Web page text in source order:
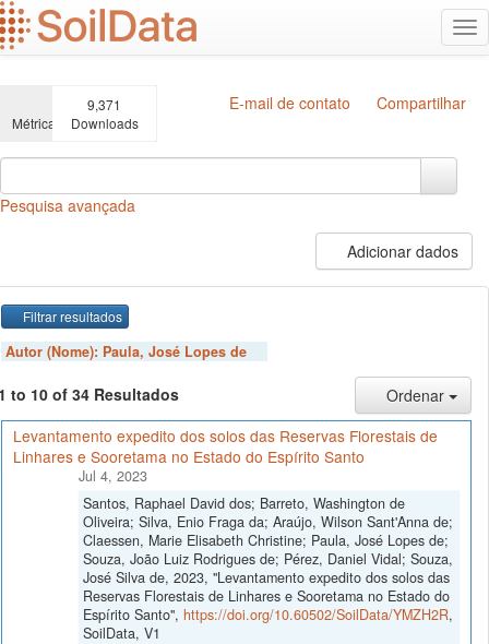
Ir
para
o
Métricas
9,371
Downloads
E-mail de contato Compartilhar
Pesquisa avançada
Adicionar dados
Filtrar resultados
Autor (Nome): Paula, José Lopes de
to 10 of 34 Resultados
Ordenar
Levantamento expedito dos solos das Reservas Florestais de
Linhares e Sooretama no Estado do Espírito Santo
Jul 4, 2023
Santos, Raphael David dos; Barreto, Washington de
Oliveira; Silva, Enio Fraga da; Araújo, Wilson Sant'Anna de;
Claessen, Marie Elisabeth Christine; Paula, José Lopes de;
Souza, João Luiz Rodrigues de; Pérez, Daniel Vidal; Souza,
José Silva de, 2023, "Levantamento expedito dos solos das
Reservas Florestais de Linhares e Sooretama no Estado do
Espírito Santo", https://doi.org/10.60502/SoilData/YMZH2R,
SoilData, V1